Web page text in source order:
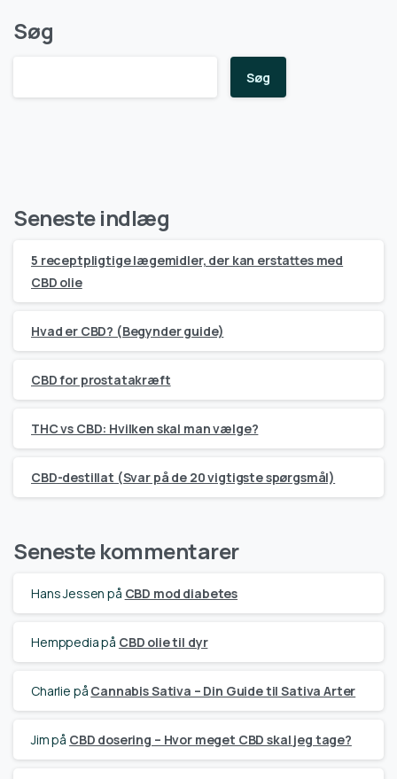
Søg
Søg
Seneste indlæg
5 receptpligtige lægemidler, der kan erstattes med
CBD olie
Hvad er CBD? (Begynder guide)
CBD for prostatakræft
THC vs CBD: Hvilken skal man vælge?
CBD-destillat (Svar på de 20 vigtigste spørgsmål)
Seneste kommentarer
Hans Jessen på CBD mod diabetes
Hemppediapå CBD olie til dyr
Charlie på Cannabis Sativa – Din Guide til Sativa Arter
Jimpå CBD dosering – Hvor meget CBD skal jeg tage?